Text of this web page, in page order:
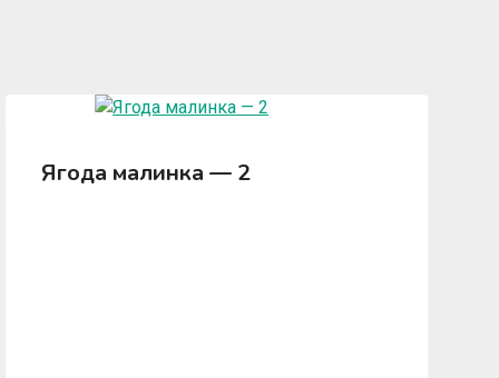
Ягода малинка — 2